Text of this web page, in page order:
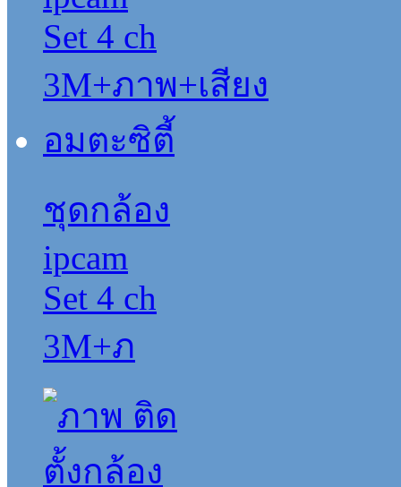
ชุดกล้อง
ipcam
Set 4 ch
3M+ภ